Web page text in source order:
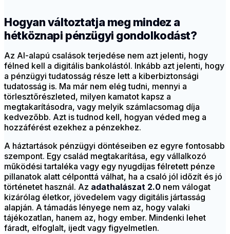
Hogyan változtatja meg mindez a
hétköznapi pénzügyi gondolkodást?
Az AI-alapú csalások terjedése nem azt jelenti, hogy
félned kell a digitális bankolástól. Inkább azt jelenti, hogy
a pénzügyi tudatosság része lett a kiberbiztonsági
tudatosság is. Ma már nem elég tudni, mennyi a
törlesztőrészleted, milyen kamatot kapsz a
megtakarításodra, vagy melyik számlacsomag díja
kedvezőbb. Azt is tudnod kell, hogyan véded meg a
hozzáférést ezekhez a pénzekhez.
A háztartások pénzügyi döntéseiben ez egyre fontosabb
szempont. Egy család megtakarítása, egy vállalkozó
működési tartaléka vagy egy nyugdíjas félretett pénze
pillanatok alatt célponttá válhat, ha a csaló jól időzít és jó
történetet használ. Az adathalászat 2.0 nem válogat
kizárólag életkor, jövedelem vagy digitális jártasság
alapján. A támadás lényege nem az, hogy valaki
tájékozatlan, hanem az, hogy ember. Mindenki lehet
fáradt, elfoglalt, ijedt vagy figyelmetlen.